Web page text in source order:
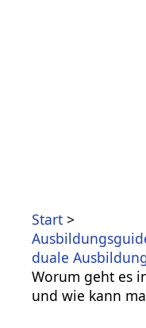
Start
duale
Worum geht es
und wie kann